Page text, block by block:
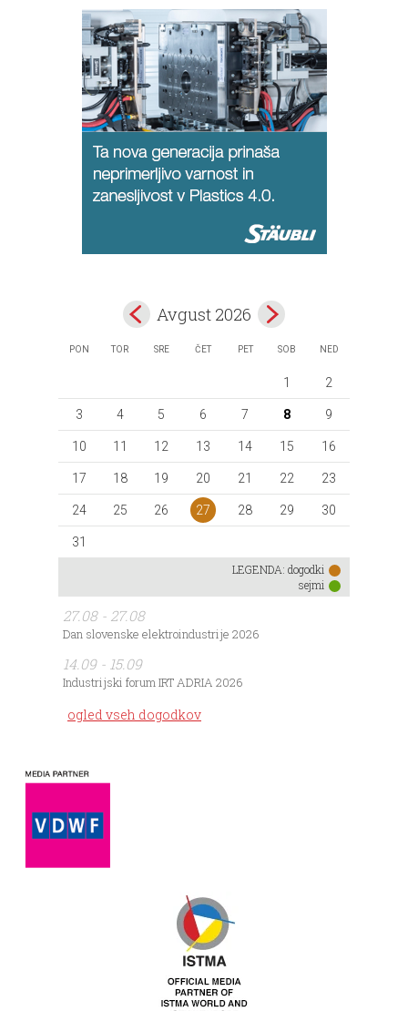
Avgust 2026
PON TOR SRE ČET PET SOB NED
1 2
3 4 5 6 7 8 9
10 11 12 13 14 15 16
17 18 19 20 21 22 23
24 25 26 27 28 29 30
31
LEGENDA: dogodki
sejmi
27.08 - 27.08
Dan slovenske elektroindustrije 2026
14.09 - 15.09
Industrijski forum IRT ADRIA 2026
ogled vseh dogodkov